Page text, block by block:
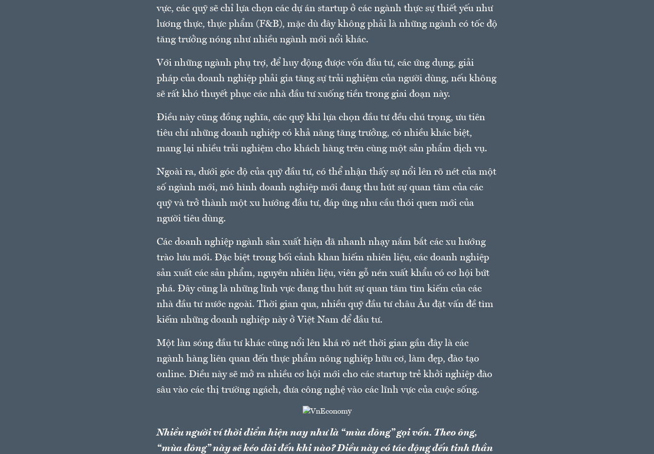
vực, các quỹ sẽ chỉ lựa chọn các dự án startup ở các ngành thực sự thiết yếu như
lương thực, thực phẩm (F&B), mặc dù đây không phải là những ngành có tốc độ
tăng trưởng nóng như nhiều ngành mới nổi khác.
Với những ngành phụ trợ, để huy động được vốn đầu tư, các ứng dụng, giải
pháp của doanh nghiệp phải gia tăng sự trải nghiệm của người dùng, nếu không
sẽ rất khó thuyết phục các nhà đầu tư xuống tiền trong giai đoạn này.
Điều này cũng đồng nghĩa, các quỹ khi lựa chọn đầu tư đều chú trọng, ưu tiên
tiêu chí những doanh nghiệp có khả năng tăng trưởng, có nhiều khác biệt,
mang lại nhiều trải nghiệm cho khách hàng trên cùng một sản phẩm dịch vụ.
Ngoài ra, dưới góc độ của quỹ đầu tư, có thể nhận thấy sự nổi lên rõ nét của một
số ngành mới, mô hình doanh nghiệp mới đang thu hút sự quan tâm của các
quỹ và trở thành một xu hướng đầu tư, đáp ứng nhu cầu thói quen mới của
người tiêu dùng.
Các doanh nghiệp ngành sản xuất hiện đã nhanh nhạy nắm bắt các xu hướng
trào lưu mới. Đặc biệt trong bối cảnh khan hiếm nhiên liệu, các doanh nghiệp
sản xuất các sản phẩm, nguyên nhiên liệu, viên gỗ nén xuất khẩu có cơ hội bứt
phá. Đây cũng là những lĩnh vực đang thu hút sự quan tâm tìm kiếm của các
nhà đầu tư nước ngoài. Thời gian qua, nhiều quỹ đầu tư châu Âu đặt vấn đề tìm
kiếm những doanh nghiệp này ở Việt Nam để đầu tư.
Một làn sóng đầu tư khác cũng nổi lên khá rõ nét thời gian gần đây là các
ngành hàng liên quan đến thực phẩm nông nghiệp hữu cơ, làm đẹp, đào tạo
online. Điều này sẽ mở ra nhiều cơ hội mới cho các startup trẻ khởi nghiệp đào
sâu vào các thị trường ngách, đưa công nghệ vào các lĩnh vực của cuộc sống.
Nhiều người ví thời điểm hiện nay như là “mùa đông” gọi vốn. Theo ông,
“mùa đông” này sẽ kéo dài đến khi nào? Điều này có tác động đến tinh thần